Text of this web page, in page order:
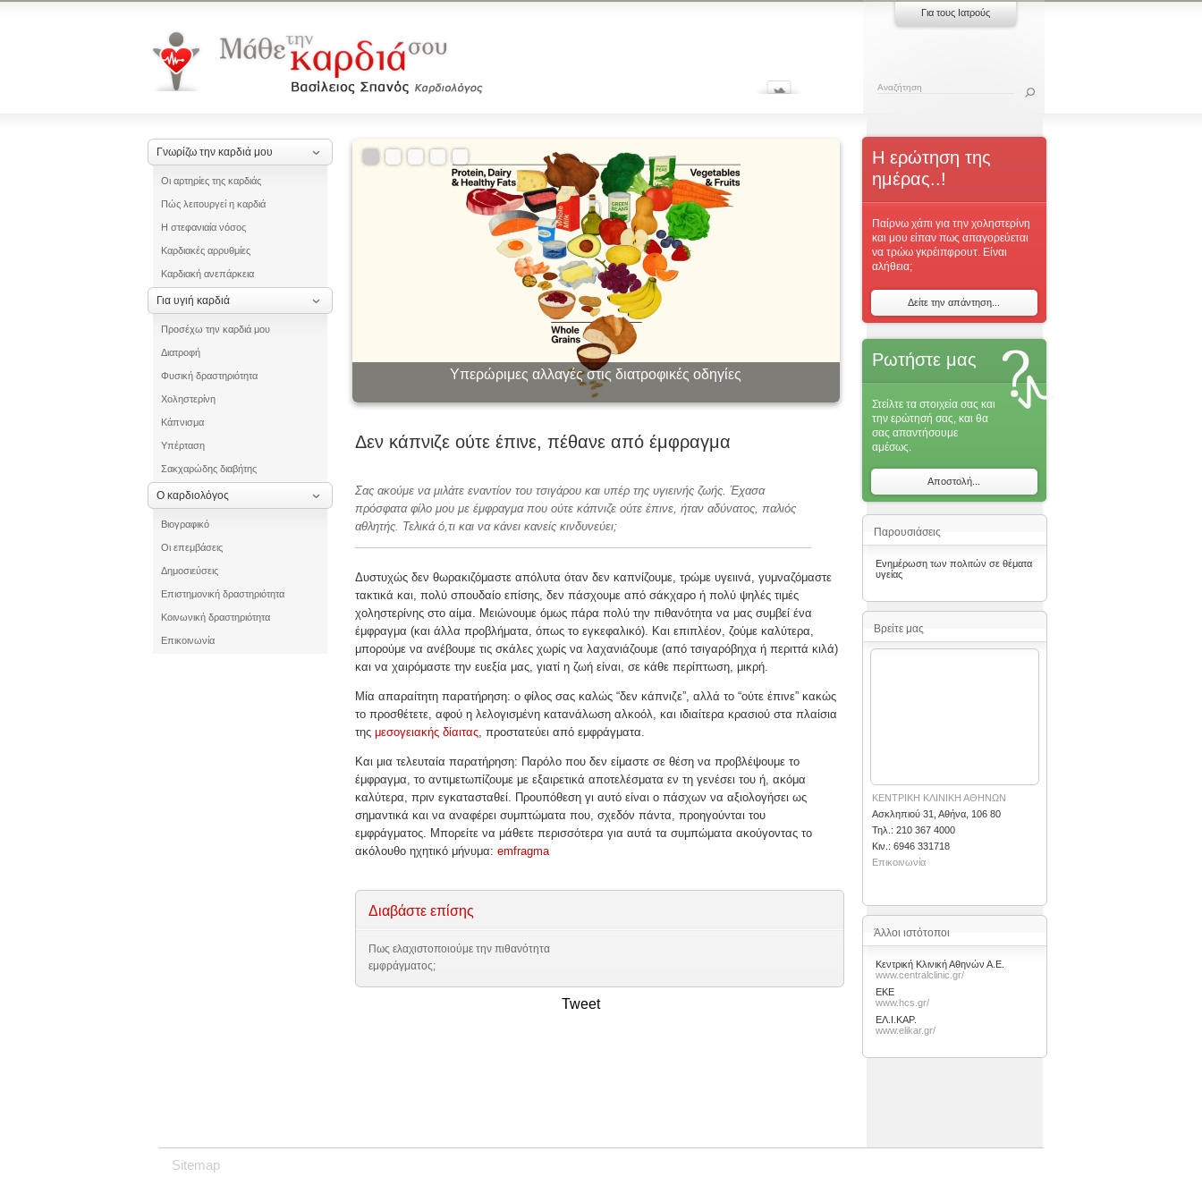
Για τους Ιατρούς
Γνωρίζω την καρδιά μου
Οι αρτηρίες της καρδιάς
Πώς λειτουργεί η καρδιά
Η στεφανιαία νόσος
Καρδιακές αρρυθμίες
Καρδιακή ανεπάρκεια
Για υγιή καρδιά
Προσέχω την καρδιά μου
Διατροφή
Φυσική δραστηριότητα
Χοληστερίνη
Κάπνισμα
Υπέρταση
Σακχαρώδης διαβήτης
Ο καρδιολόγος
Βιογραφικό
Οι επεμβάσεις
Δημοσιεύσεις
Επιστημονική δραστηριότητα
Κοινωνική δραστηριότητα
Επικοινωνία
Υπερώριμες αλλαγές στις διατροφικές οδηγίες
Οι «θαυματουργές» ενέσεις
Δεν κάπνιζε ούτε έπινε, πέθανε από έμφραγμα
Σας ακούμε να μιλάτε εναντίον του τσιγάρου και υπέρ της υγιεινής ζωής. Έχασα
πρόσφατα φίλο μου με έμφραγμα που ούτε κάπνιζε ούτε έπινε, ήταν αδύνατος, παλιός
αθλητής. Τελικά ό,τι και να κάνει κανείς κινδυνεύει;
Δυστυχώς δεν θωρακιζόμαστε απόλυτα όταν δεν καπνίζουμε, τρώμε υγειινά, γυμναζόμαστε
τακτικά και, πολύ σπουδαίο επίσης, δεν πάσχουμε από σάκχαρο ή πολύ ψηλές τιμές
χοληστερίνης στο αίμα. Μειώνουμε όμως πάρα πολύ την πιθανότητα να μας συμβεί ένα
έμφραγμα (και άλλα προβλήματα, όπως το εγκεφαλικό). Και επιπλέον, ζούμε καλύτερα,
μπορούμε να ανέβουμε τις σκάλες χωρίς να λαχανιάζουμε (από τσιγαρόβηχα ή περιττά κιλά)
και να χαιρόμαστε την ευεξία μας, γιατί η ζωή είναι, σε κάθε περίπτωση, μικρή.
Μία απαραίτητη παρατήρηση: ο φίλος σας καλώς “δεν κάπνιζε”, αλλά το “ούτε έπινε” κακώς
το προσθέτετε, αφού η λελογισμένη κατανάλωση αλκοόλ, και ιδιαίτερα κρασιού στα πλαίσια
της μεσογειακής δίαιτας, προστατεύει από εμφράγματα.
Και μια τελευταία παρατήρηση: Παρόλο που δεν είμαστε σε θέση να προβλέψουμε το
έμφραγμα, το αντιμετωπίζουμε με εξαιρετικά αποτελέσματα εν τη γενέσει του ή, ακόμα
καλύτερα, πριν εγκατασταθεί. Προυπόθεση γι αυτό είναι ο πάσχων να αξιολογήσει ως
σημαντικά και να αναφέρει συμπτώματα που, σχεδόν πάντα, προηγούνται του
εμφράγματος. Μπορείτε να μάθετε περισσότερα για αυτά τα συμπώματα ακούγοντας το
ακόλουθο ηχητικό μήνυμα: emfragma
Διαβάστε επίσης
Πως ελαχιστοποιούμε την πιθανότητα
εμφράγματος;
Tweet
Η ερώτηση της
ημέρας..!
Παίρνω χάπι για την χοληστερίνη
και μου είπαν πως απαγορεύεται
να τρώω γκρέιπφρουτ. Είναι
αλήθεια;
Δείτε την απάντηση...
Ρωτήστε μας
Στείλτε τα στοιχεία σας και
την ερώτησή σας, και θα
σας απαντήσoυμε
αμέσως.
Αποστολή...
Παρουσιάσεις
Ενημέρωση των πολιτών σε θέματα
υγείας
Βρείτε μας
ΚΕΝΤΡΙΚΗ ΚΛΙΝΙΚΗ ΑΘΗΝΩΝ
Ασκληπιού 31, Αθήνα, 106 80
Τηλ.: 210 367 4000
Kιν.: 6946 331718
Επικοινωνία
Άλλοι ιστότοποι
Κεντρική Κλινική Αθηνών Α.Ε.
www.centralclinic.gr/
ΕΚΕ
www.hcs.gr/
ΕΛ.Ι.ΚΑΡ.
www.elikar.gr/
Sitemap